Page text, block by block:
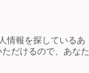
情報を探しているあ
だけるので、あなた